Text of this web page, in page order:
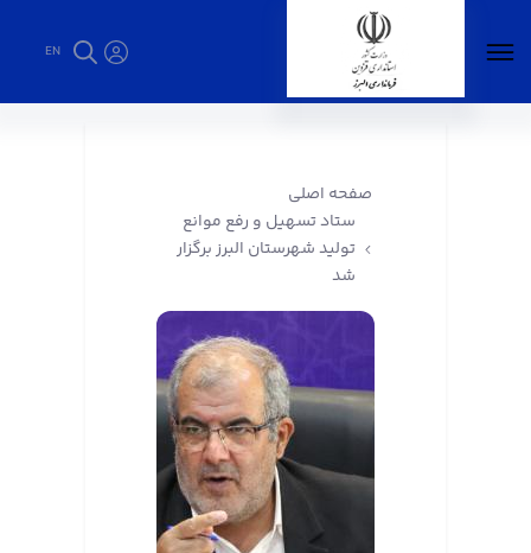
EN
صفحه اصلی
ستاد تسهیل و رفع موانع
تولید شهرستان البرز برگزار
شد